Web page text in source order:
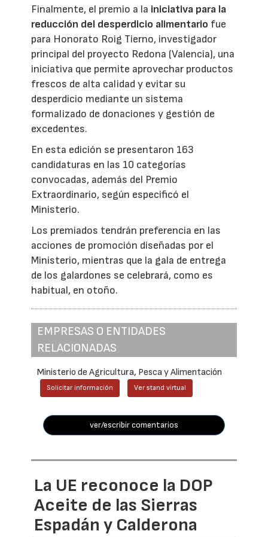
Finalmente, el premio a la iniciativa para la
reducción del desperdicio alimentario fue
para Honorato Roig Tierno, investigador
principal del proyecto Redona (Valencia), una
iniciativa que permite aprovechar productos
frescos de alta calidad y evitar su
desperdicio mediante un sistema
formalizado de donaciones y gestión de
excedentes.
En esta edición se presentaron 163
candidaturas en las 10 categorías
convocadas, además del Premio
Extraordinario, según especificó el
Ministerio.
Los premiados tendrán preferencia en las
acciones de promoción diseñadas por el
Ministerio, mientras que la gala de entrega
de los galardones se celebrará, como es
habitual, en otoño.
EMPRESAS O ENTIDADES
RELACIONADAS
Ministerio de Agricultura, Pesca y Alimentación
Solicitar información Ver stand virtual
ver/escribir comentarios
La UE reconoce la DOP
Aceite de las Sierras
Espadán y Calderona